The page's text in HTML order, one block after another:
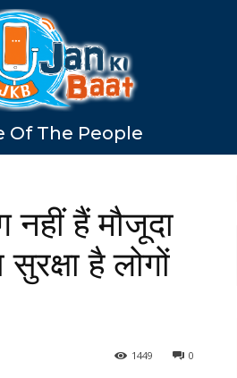
Of The People
नहीं हैं मौजूदा
है लोगों
0
1449